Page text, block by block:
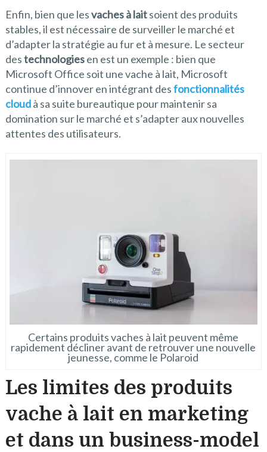
Enfin, bien que lesvaches à laitsoient des produits
stables, il est nécessaire de surveiller le marché et
d’adapter la stratégie au fur et à mesure. Le secteur
destechnologiesen est un exemple : bien que
Microsoft Office soit une vache à lait, Microsoft
continue d’innover en intégrant desfonctionnalités
cloudà sa suite bureautique pour maintenir sa
domination sur le marché et s’adapter aux nouvelles
attentes des utilisateurs.
Certains produits vaches à lait peuvent même
rapidement décliner avant de retrouver une nouvelle
jeunesse, comme le Polaroid
Les limites des produits
vache à lait en marketing
et dans un business-model